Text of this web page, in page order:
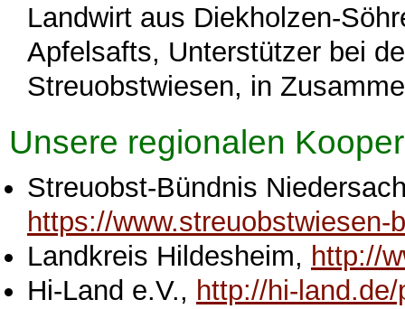
Landwirt aus Diekholzen-
Apfelsafts, Unterstützer bei
Streuobstwiesen, in
Unsere regionalen
Streuobst-Bündnis
https://
Landkreis Hildesheim, http://
Hi-Land e.V., http://hi-